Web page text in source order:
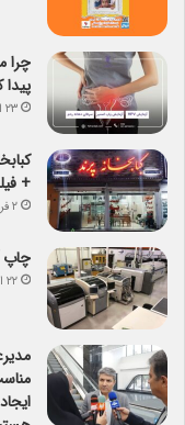
۲۳ اردیبهشت ۱۴۰۳
+
۲ فروردین ۱۴۰۳
چاپ
۲۲ اسفند ۱۴۰۲